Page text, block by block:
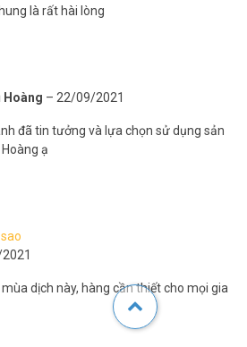
là rất hài lòng
Hoàng – 22/09/2021
đã tin tưởng và lựa chọn sử dụng sản
ạ
dịch này, hàng cần thiết cho mọi gia